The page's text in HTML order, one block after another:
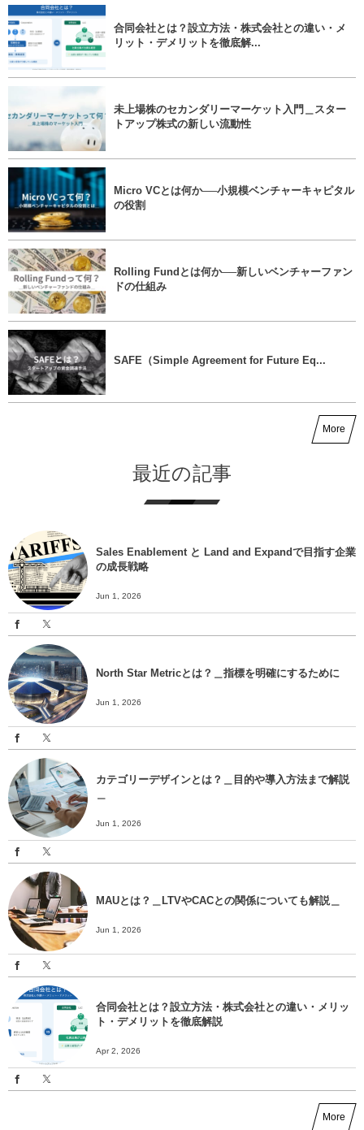
合同会社とは？設立方法・株式会社との違い・メ
リット・デメリットを徹底解...
未上場株のセカンダリーマーケット入門＿スター
トアップ株式の新しい流動性
Micro VCとは何か──小規模ベンチャーキャピタル
の役割
Rolling Fundとは何か──新しいベンチャーファン
ドの仕組み
SAFE（Simple Agreement for Future Eq...
More
最近の記事
Sales Enablement と Land and Expandで目指す企業
の成長戦略
Jun 1, 2026
North Star Metricとは？＿指標を明確にするために
Jun 1, 2026
カテゴリーデザインとは？＿目的や導入方法まで解説
Jun 1, 2026
MAUとは？＿LTVやCACとの関係についても解説＿
Jun 1, 2026
合同会社とは？設立方法・株式会社との違い・メリッ
ト・デメリットを徹底解説
Apr 2, 2026
More